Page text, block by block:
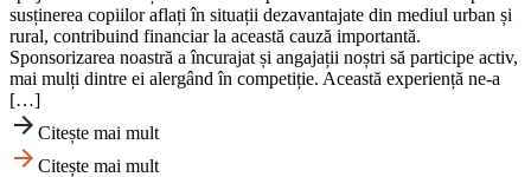
susținerea copiilor aflați în situații dezavantajate din mediul urban și
rural, contribuind financiar la această cauză importantă.
Sponsorizarea noastră a încurajat și angajații noștri să participe activ,
mai mulți dintre ei alergând în competiție. Această experiență ne-a
[…]
Citește mai mult
Citește mai mult